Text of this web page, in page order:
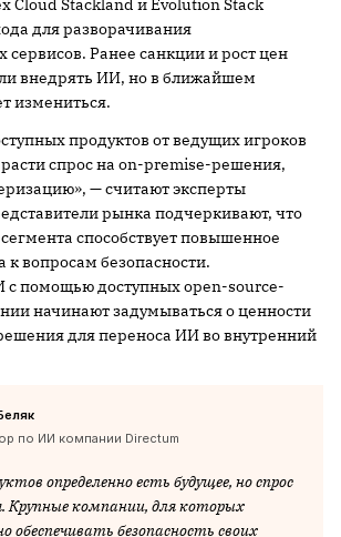
для разворачивания
сервисов. Ранее санкции и рост цен
внедрять ИИ, но в ближайшем
измениться.
продуктов от ведущих игроков
расти спрос на on-premise-решения,
— считают эксперты
рынка подчеркивают, что
способствует повышенное
к вопросам безопасности.
с помощью доступных open-source-
начинают задумываться о ценности
для переноса ИИ во внутренний
по ИИ компании Directum
определенно есть будущее, но спрос
Крупные компании, для которых
обеспечивать безопасность своих